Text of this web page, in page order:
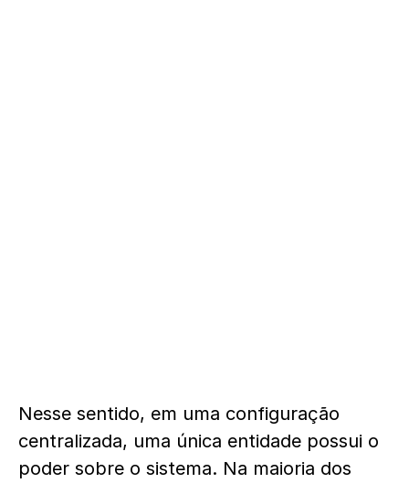
Nesse sentido, em uma configuração
centralizada, uma única entidade possui o
poder sobre o sistema. Na maioria dos